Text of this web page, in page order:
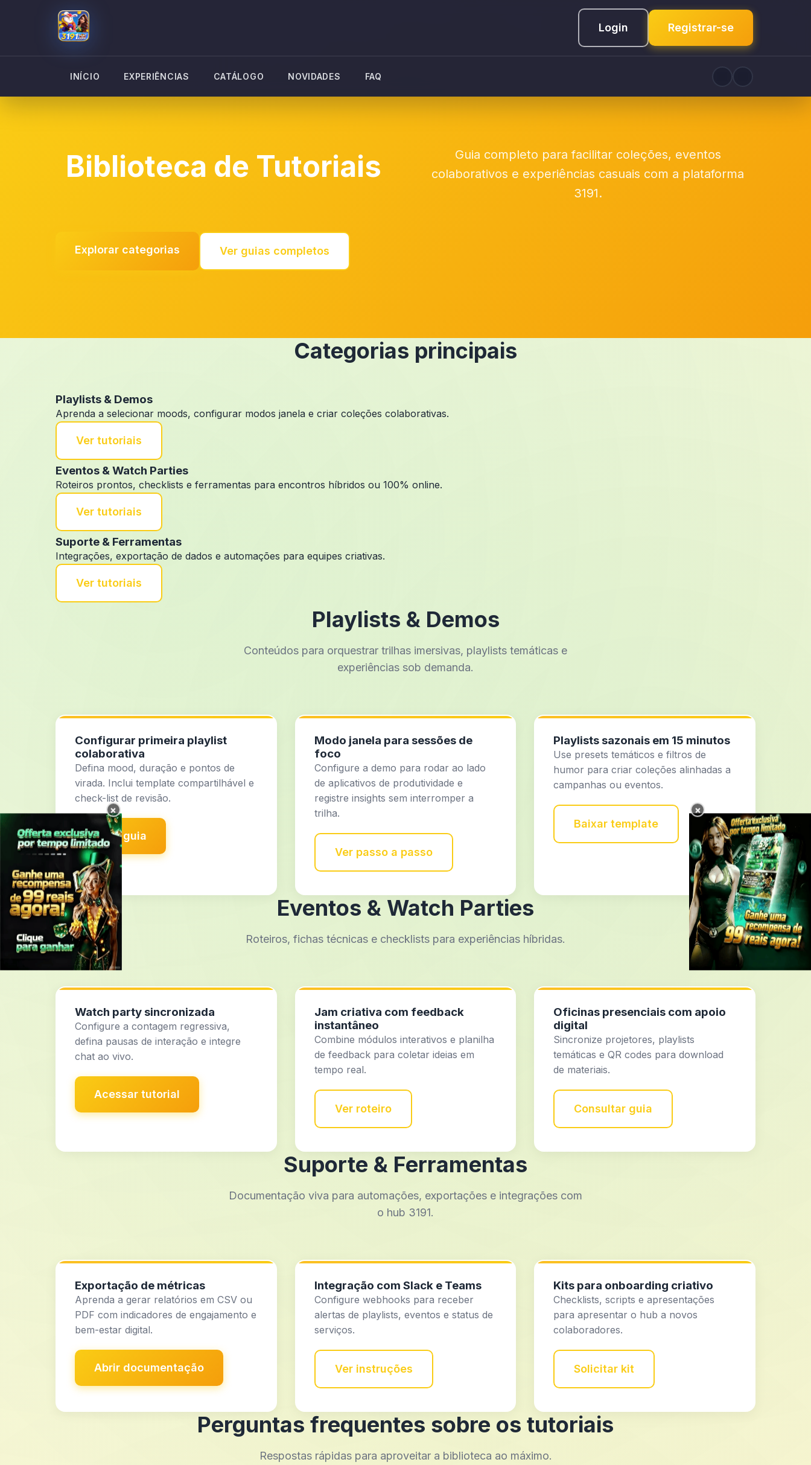
Login Registrar-se
INÍCIO EXPERIÊNCIAS CATÁLOGO NOVIDADES FAQ
Biblioteca de Tutoriais
Guia completo para facilitar coleções, eventos
colaborativos e experiências casuais com a plataforma
3191.
Explorar categorias Ver guias completos
Categorias principais
Playlists & Demos
Aprenda a selecionar moods, configurar modos janela e criar coleções colaborativas.
Ver tutoriais
Eventos & Watch Parties
Roteiros prontos, checklists e ferramentas para encontros híbridos ou 100% online.
Ver tutoriais
Suporte & Ferramentas
Integrações, exportação de dados e automações para equipes criativas.
Ver tutoriais
Playlists & Demos
Conteúdos para orquestrar trilhas imersivas, playlists temáticas e
experiências sob demanda.
Configurar primeira playlist
colaborativa
Defina mood, duração e pontos de
virada. Inclui template compartilhável e
check-list de revisão.
Abrir guia
Modo janela para sessões de
foco
Configure a demo para rodar ao lado
de aplicativos de produtividade e
registre insights sem interromper a
trilha.
Ver passo a passo
Playlists sazonais em 15 minutos
Use presets temáticos e filtros de
humor para criar coleções alinhadas a
campanhas ou eventos.
Baixar template
Eventos & Watch Parties
Roteiros, fichas técnicas e checklists para experiências híbridas.
Watch party sincronizada
Configure a contagem regressiva,
defina pausas de interação e integre
chat ao vivo.
Acessar tutorial
Jam criativa com feedback
instantâneo
Combine módulos interativos e planilha
de feedback para coletar ideias em
tempo real.
Ver roteiro
Oficinas presenciais com apoio
digital
Sincronize projetores, playlists
temáticas e QR codes para download
de materiais.
Consultar guia
Suporte & Ferramentas
Documentação viva para automações, exportações e integrações com
o hub 3191.
Exportação de métricas
Aprenda a gerar relatórios em CSV ou
PDF com indicadores de engajamento e
bem-estar digital.
Abrir documentação
Integração com Slack e Teams
Configure webhooks para receber
alertas de playlists, eventos e status de
serviços.
Ver instruções
Kits para onboarding criativo
Checklists, scripts e apresentações
para apresentar o hub a novos
colaboradores.
Solicitar kit
Perguntas frequentes sobre os tutoriais
Respostas rápidas para aproveitar a biblioteca ao máximo.
× ×